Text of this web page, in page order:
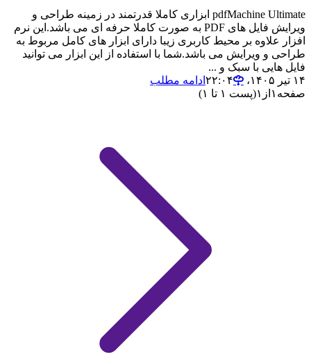
pdfMachine Ultimate ابزاری کاملا قدرتمند در زمینه طراحی و
ویرایش فایل های PDF به صورت کاملا حرفه ای می باشد.این نرم
افزار علاوه بر محیط کاربری زیبا دارای ابزار های کامل مربوط به
طراحی و ویرایش می باشد.شما با استفاده از این ابزار می توانید
فایل هایی با سبک و ...
۱۴ تیر ۱۴۰۵،‏ ۲۲:۰۴
ادامه مطلب
صفحه ۱ از ۱(پست ۱ تا ۱)